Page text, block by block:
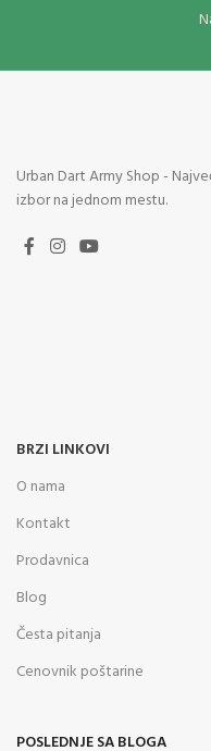
Urban Dart Army Shop -
izbor na jednom mestu.
BRZI LINKOVI
O nama
Kontakt
Prodavnica
Blog
Česta pitanja
Cenovnik poštarine
POSLEDNJE SA BLOGA